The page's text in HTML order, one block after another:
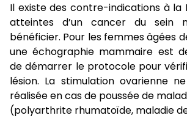
Il existe des contre-indications à la
atteintes d’un cancer du sein
bénéficier. Pour les femmes âgées
une échographie mammaire est
de démarrer le protocole pour
lésion. La stimulation ovarienne
réalisée en cas de poussée de
(polyarthrite rhumatoïde, maladie